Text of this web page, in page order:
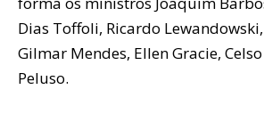
Dias Toffoli, Ricardo
Gilmar Mendes, Ellen Gracie,
Peluso.